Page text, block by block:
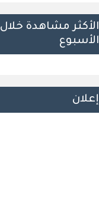
الأكثر مشاهدة خلال
الأسبوع
إعلان